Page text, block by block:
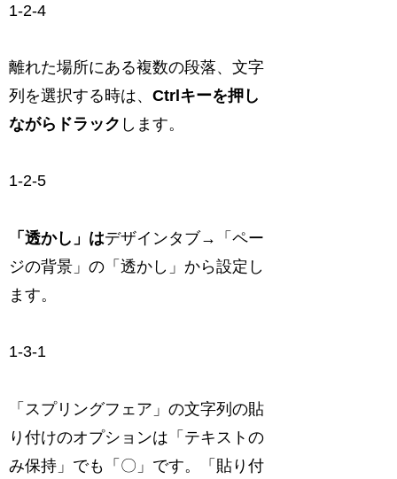
1-2-4
離れた場所にある複数の段落、文字
列を選択する時は、Ctrlキーを押し
ながらドラック します。
1-2-5
「透かし」はデザインタブ→「ペー
ジの背景」の「透かし」から設定し
ます。
1-3-1
「スプリングフェア」の文字列の貼
り付けのオプションは「テキストの
み保持」でも「〇」です。「貼り付